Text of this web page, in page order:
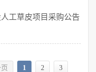
工草皮项目采购公告
页 1 2 3